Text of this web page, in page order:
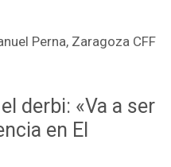
Perna, Zaragoza CFF
derbi: «Va a ser
en El